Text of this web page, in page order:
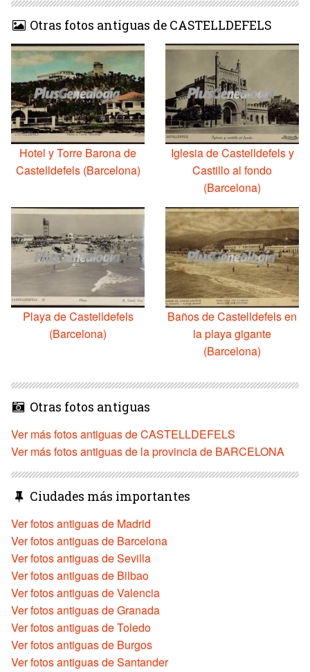
Otras fotos antiguas de CASTELLDEFELS
Hotel y Torre Barona de
Castelldefels (Barcelona)
Iglesia de Castelldefels y
Castillo al fondo
(Barcelona)
Playa de Castelldefels
(Barcelona)
Baños de Castelldefels en
la playa gigante
(Barcelona)
Otras fotos antiguas
Ver más fotos antiguas de CASTELLDEFELS
Ver más fotos antiguas de la provincia de BARCELONA
Ciudades más importantes
Ver fotos antiguas de Madrid
Ver fotos antiguas de Barcelona
Ver fotos antiguas de Sevilla
Ver fotos antiguas de Bilbao
Ver fotos antiguas de Valencia
Ver fotos antiguas de Granada
Ver fotos antiguas de Toledo
Ver fotos antiguas de Burgos
Ver fotos antiguas de Santander